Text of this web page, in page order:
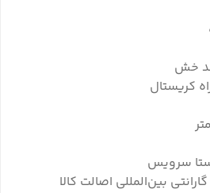
خش
کریستال
بین‌المللی اصالت کالا